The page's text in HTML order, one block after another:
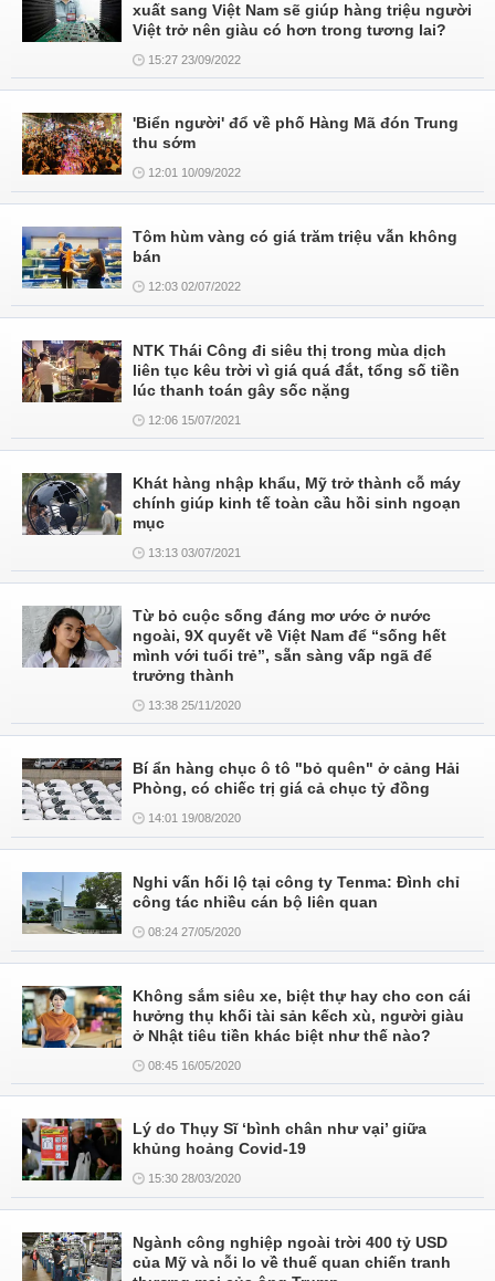
xuất sang Việt Nam sẽ giúp hàng triệu người
Việt trở nên giàu có hơn trong tương lai?
15:27 23/09/2022
'Biển người' đổ về phố Hàng Mã đón Trung
thu sớm
12:01 10/09/2022
Tôm hùm vàng có giá trăm triệu vẫn không
bán
12:03 02/07/2022
NTK Thái Công đi siêu thị trong mùa dịch
liên tục kêu trời vì giá quá đắt, tổng số tiền
lúc thanh toán gây sốc nặng
12:06 15/07/2021
Khát hàng nhập khẩu, Mỹ trở thành cỗ máy
chính giúp kinh tế toàn cầu hồi sinh ngoạn
mục
13:13 03/07/2021
Từ bỏ cuộc sống đáng mơ ước ở nước
ngoài, 9X quyết về Việt Nam để “sống hết
mình với tuổi trẻ”, sẵn sàng vấp ngã để
trưởng thành
13:38 25/11/2020
Bí ẩn hàng chục ô tô "bỏ quên" ở cảng Hải
Phòng, có chiếc trị giá cả chục tỷ đồng
14:01 19/08/2020
Nghi vấn hối lộ tại công ty Tenma: Đình chỉ
công tác nhiều cán bộ liên quan
08:24 27/05/2020
Không sắm siêu xe, biệt thự hay cho con cái
hưởng thụ khối tài sản kếch xù, người giàu
ở Nhật tiêu tiền khác biệt như thế nào?
08:45 16/05/2020
Lý do Thụy Sĩ ‘bình chân như vại’ giữa
khủng hoảng Covid-19
15:30 28/03/2020
Ngành công nghiệp ngoài trời 400 tỷ USD
của Mỹ và nỗi lo về thuế quan chiến tranh